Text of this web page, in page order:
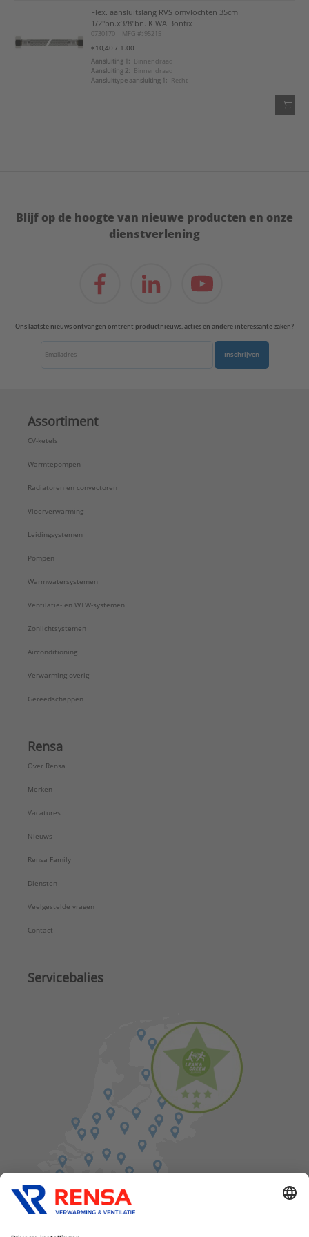
Voeg toe aan favorietenlijst
Flex. aansluitslang RVS omvlochten 35cm
1/2"bn.x3/8"bn. KIWA Bonfix
0730170 MFG #: 95215
€10,40 / 1.00
Aansluiting 1:
Binnendraad
Aansluiting 2:
Binnendraad
Aansluittype aansluiting 1:
Recht
Blijf op de hoogte van nieuwe producten en onze
dienstverlening
Ons laatste nieuws ontvangen omtrent productnieuws, acties en andere interessante zaken?
Inschrijven
Assortiment
CV-ketels
Warmtepompen
Radiatoren en convectoren
Vloerverwarming
Leidingsystemen
Pompen
Warmwatersystemen
Ventilatie- en WTW-systemen
Zonlichtsystemen
Airconditioning
Verwarming overig
Gereedschappen
Rensa
Over Rensa
Merken
Vacatures
Nieuws
Rensa Family
Diensten
Veelgestelde vragen
Contact
Servicebalies